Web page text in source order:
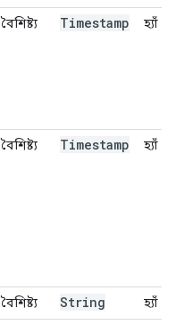
বৈশিষ্ট্য Timestamp হ্যাঁ
বৈশিষ্ট্য Timestamp হ্যাঁ
বৈশিষ্ট্য String হ্যাঁ